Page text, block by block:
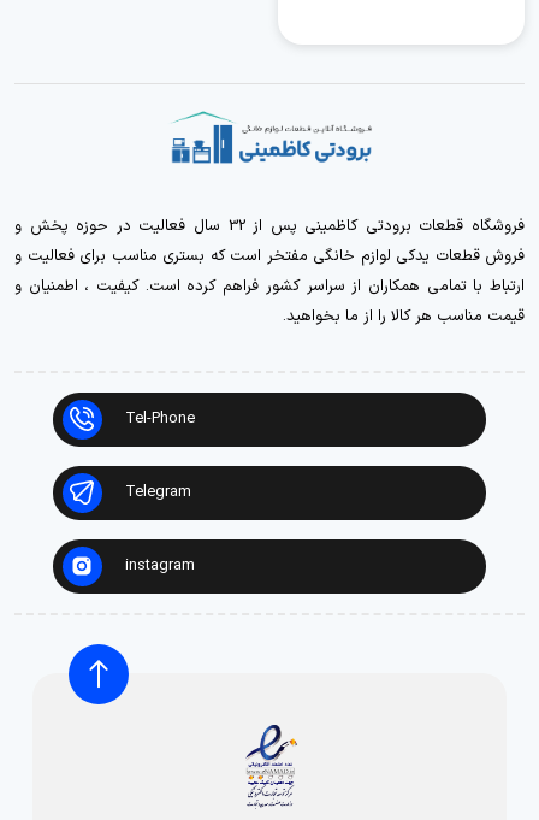
فروشگاه قطعات برودتی کاظمینی پس از 32 سال فعالیت در حوزه پخش و
فروش قطعات یدکی لوازم خانگی مفتخر است که بستری مناسب برای فعالیت و
ارتباط با تمامی همکاران از سراسر کشور فراهم کرده است. کیفیت ، اطمنیان و
قیمت مناسب هر کالا را از ما بخواهید.
Tel-Phone
Telegram
instagram